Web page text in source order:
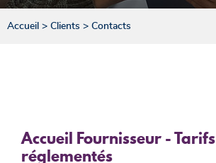
Accueil > Clients > Contacts
Accueil Fournisseur - Tarifs
réglementés